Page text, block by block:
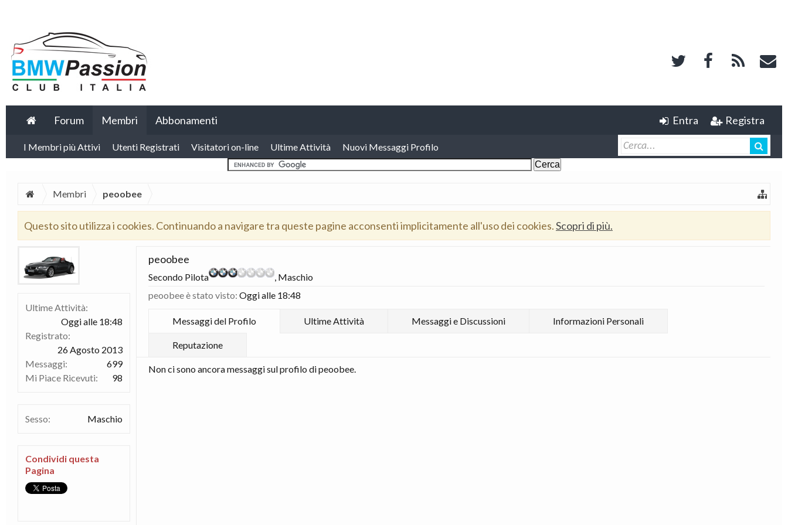
Forum Membri
I Membri più Attivi Utenti Registrati Visitatori on-line Ultime Attività Nuovi Messaggi Profilo
Abbonamenti Entra Registra
Membri peoobee
Questo sito utilizza i cookies. Continuando a navigare tra queste pagine acconsenti implicitamente all'uso dei cookies.Scopri di più.
Ultime Attività:
Oggi alle 18:48
Registrato:
26 Agosto 2013
Messaggi:
699
Mi Piace Ricevuti:
98
Sesso: Maschio
Condividi questa
Pagina
peoobee
Secondo Pilota
, Maschio
peoobee è stato visto: Oggi alle 18:48
Messaggi del Profilo Ultime Attività Messaggi e Discussioni Informazioni Personali
Reputazione
Non ci sono ancora messaggi sul profilo di peoobee.